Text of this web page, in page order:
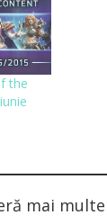
the
mai